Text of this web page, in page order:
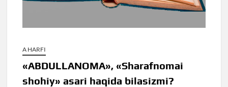
A HARFI
«ABDULLANOMA», «Sharafnomai
shohiy» asari haqida bilasizmi?